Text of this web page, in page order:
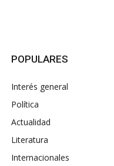
POPULARES
Interés general
Política
Actualidad
Literatura
Internacionales